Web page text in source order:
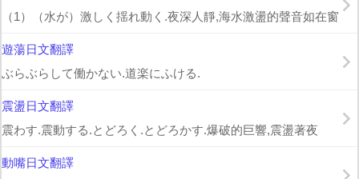
（1）（水が）激しく揺れ動く.夜深人靜,海水激盪的聲音如在窗
遊蕩日文翻譯
ぶらぶらして働かない.道楽にふける.
震盪日文翻譯
震わす.震動する.とどろく.とどろかす.爆破的巨響,震盪著夜
動嘴日文翻譯